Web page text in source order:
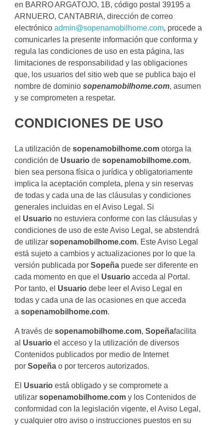
en BARRO ARGATOJO, 1B, código postal 39195 a
ARNUERO, CANTABRIA, dirección de correo
electrónico admin@sopenamobilhome.com, procede a
comunicarles la presente información que conforma y
regula las condiciones de uso en esta página, las
limitaciones de responsabilidad y las obligaciones
que, los usuarios del sitio web que se publica bajo el
nombre de dominio sopenamobilhome.com, asumen
y se comprometen a respetar.
CONDICIONES DE USO
La utilización de sopenamobilhome.com otorga la
condición de Usuario de sopenamobilhome.com,
bien sea persona física o jurídica y obligatoriamente
implica la aceptación completa, plena y sin reservas
de todas y cada una de las cláusulas y condiciones
generales incluidas en el Aviso Legal. Si
el Usuario no estuviera conforme con las cláusulas y
condiciones de uso de este Aviso Legal, se abstendrá
de utilizar sopenamobilhome.com. Este Aviso Legal
está sujeto a cambios y actualizaciones por lo que la
versión publicada por Sopeña puede ser diferente en
cada momento en que el Usuario acceda al Portal.
Por tanto, el Usuario debe leer el Aviso Legal en
todas y cada una de las ocasiones en que acceda
a sopenamobilhome.com.
A través de sopenamobilhome.com, Sopeñafacilita
al Usuario el acceso y la utilización de diversos
Contenidos publicados por medio de Internet
por Sopeña o por terceros autorizados.
El Usuario está obligado y se compromete a
utilizar sopenamobilhome.com y los Contenidos de
conformidad con la legislación vigente, el Aviso Legal,
y cualquier otro aviso o instrucciones puestos en su